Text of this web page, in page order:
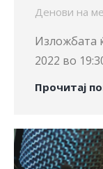
Денови на
Изложбата
2022 во
Прочитај